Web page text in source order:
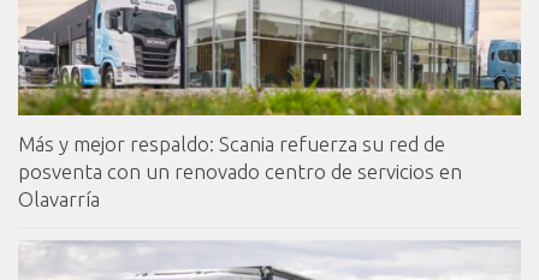
Más y mejor respaldo: Scania refuerza su red de
posventa con un renovado centro de servicios en
Olavarría